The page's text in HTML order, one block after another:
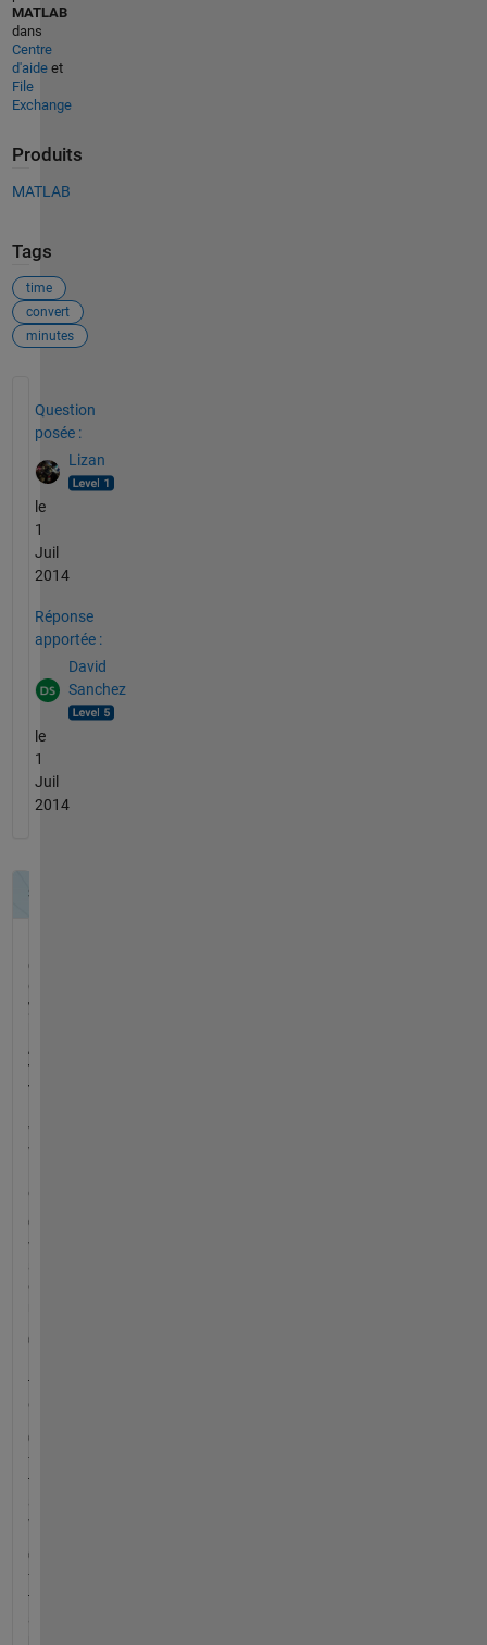
MATLAB
dans
Centre
d'aideet
File
Exchange
Produits
MATLAB
Tags
time
convert
minutes
Question
posée :
Lizan
le
1
Juil
2014
Réponse
apportée :
David
Sanchez
le
1
Juil
2014